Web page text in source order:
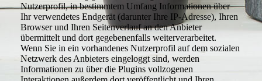
Nutzerprofil, in bestimmtem Umfang Informationen über
Ihr verwendetes Endgerät (darunter Ihre IP-Adresse), Ihren
Browser und Ihren Seitenverlauf an den Anbieter
übermittelt und dort gegebenenfalls weiterverarbeitet.
Wenn Sie in ein vorhandenes Nutzerprofil auf dem sozialen
Netzwerk des Anbieters eingeloggt sind, werden
Informationen zu über die Plugins vollzogenen